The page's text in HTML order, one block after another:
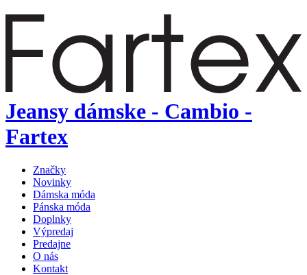
Jeansy dámske - Cambio -
Fartex
Značky
Novinky
Dámska móda
Pánska móda
Doplnky
Výpredaj
Predajne
O nás
Kontakt